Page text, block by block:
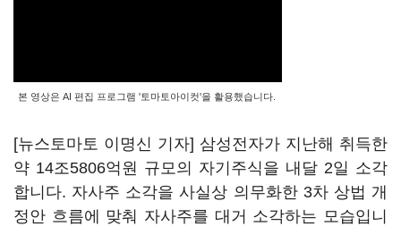
본 영상은 AI 편집 프로그램 '토마토아이컷'을 활용했습니다.
[뉴스토마토 이명신 기자] 삼성전자가 지난해 취득한
약 14조5806억원 규모의 자기주식을 내달 2일 소각
합니다. 자사주 소각을 사실상 의무화한 3차 상법 개
정안 흐름에 맞춰 자사주를 대거 소각하는 모습입니